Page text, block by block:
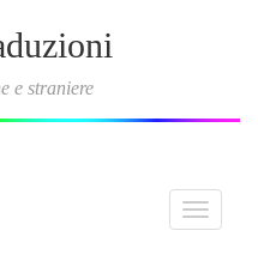
e straniere
Toggle